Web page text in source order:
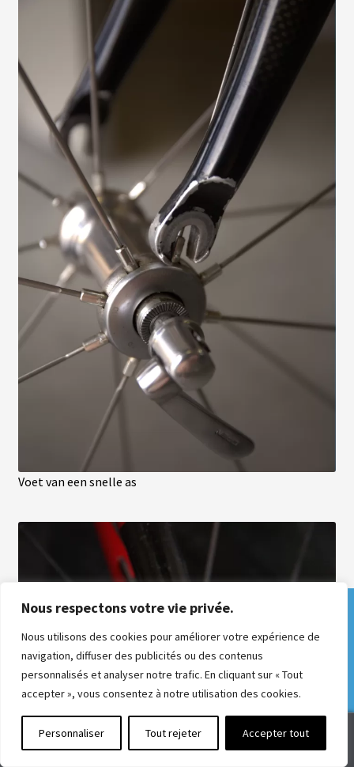
Nous respectons votre vie privée.
Nous utilisons des cookies pour améliorer votre expérience de
navigation, diffuser des publicités ou des contenus
personnalisés et analyser notre trafic. En cliquant sur « Tout
accepter », vous consentez à notre utilisation des cookies.
Personnaliser Tout rejeter Accepter tout
Derniers jours pour commander un kit et
le faire installer pendant la Semaine Fédérale
à Château-Gontier du 2 au 9 août ! Bénéficiez
d'offres exceptionnelles pour l'événement.
Ignorer
Voet van een snelle as